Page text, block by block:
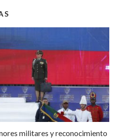
militares y reconocimiento